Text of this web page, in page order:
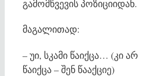
გამომწვევის პოზიციიდან.
მაგალითად:
– უი, სკამი წაიქცა… (კი არ
წაიქცა – შენ წააქციე)